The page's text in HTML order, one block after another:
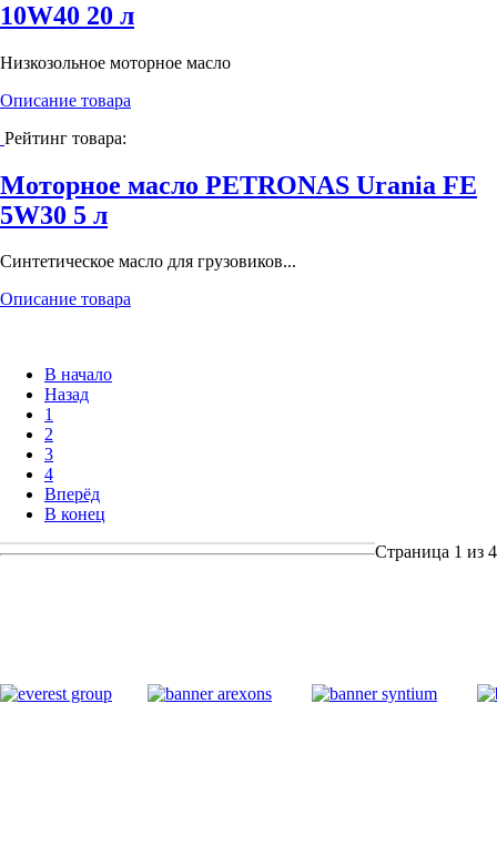
10W40 20 л
Низкозольное моторное масло
Описание товара
Рейтинг товара:
Моторное масло PETRONAS Urania FE
5W30 5 л
Cинтетическое масло для грузовиков...
Описание товара
В начало
Назад
1
2
3
4
Вперёд
В конец
Страница 1 из 4